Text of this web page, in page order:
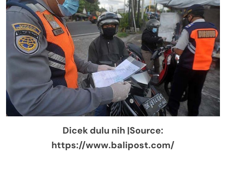
Dicek dulu nih |Source:
https://www.balipost.com/